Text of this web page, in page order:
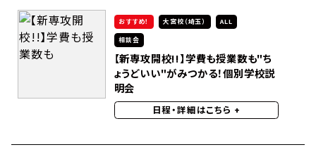
おすすめ！ 大宮校（埼玉）
ALL
相談会
【新専攻開校!!】学費も授業数も"ち
ょうどいい"がみつかる！個別学校説
明会
日程・詳細はこちら +